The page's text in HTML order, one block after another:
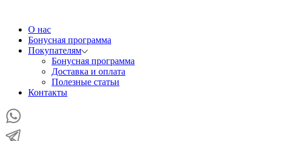
О нас
Бонусная программа
Покупателям
Бонусная программа
Доставка и оплата
Полезные статьи
Контакты